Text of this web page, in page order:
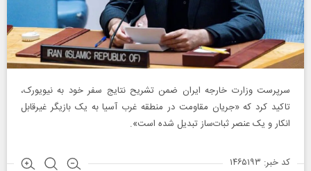
سرپرست وزارت خارجه ایران ضمن تشریح نتایج سفر خود به نیویورک،
تاکید کرد که «جریان مقاومت در منطقه غرب آسیا به یک بازیگر غیرقابل
انکار و یک عنصر ثبات‌ساز تبدیل شده است».
کد خبر: ۱۴۶۵۱۹۳